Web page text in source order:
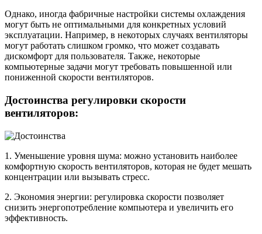
Однако, иногда фабричные настройки системы охлаждения
могут быть не оптимальными для конкретных условий
эксплуатации. Например, в некоторых случаях вентиляторы
могут работать слишком громко, что может создавать
дискомфорт для пользователя. Также, некоторые
компьютерные задачи могут требовать повышенной или
пониженной скорости вентиляторов.
Достоинства регулировки скорости
вентиляторов:
1. Уменьшение уровня шума: можно установить наиболее
комфортную скорость вентиляторов, которая не будет мешать
концентрации или вызывать стресс.
2. Экономия энергии: регулировка скорости позволяет
снизить энергопотребление компьютера и увеличить его
эффективность.